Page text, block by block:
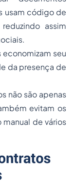
usam código de
assim
seu
da presença de
não são apenas
evitam os
de vários